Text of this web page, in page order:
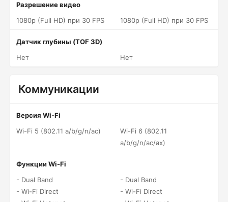
Разрешение видео
1080p (Full HD) при 30 FPS
1080p (Full HD) при 30 FPS
Датчик глубины (TOF 3D)
Нет
Нет
Коммуникации
Версия Wi-Fi
Wi-Fi 5 (802.11 a/b/g/n/ac)
Wi-Fi 6 (802.11
a/b/g/n/ac/ax)
Функции Wi-Fi
- Dual Band
- Wi-Fi Direct
- Dual Band
- Wi-Fi Direct